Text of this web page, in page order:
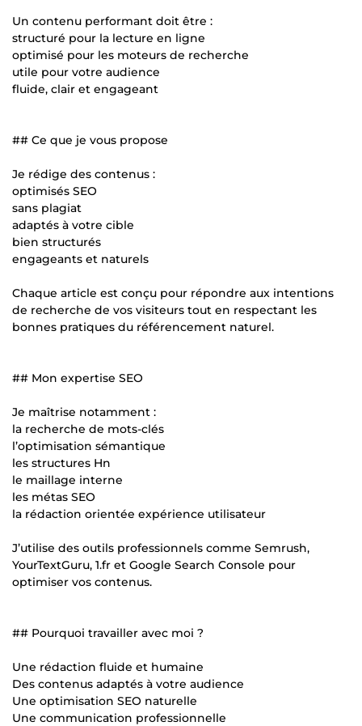
Un contenu performant doit être :
structuré pour la lecture en ligne
optimisé pour les moteurs de recherche
utile pour votre audience
fluide, clair et engageant
## Ce que je vous propose
Je rédige des contenus :
optimisés SEO
sans plagiat
adaptés à votre cible
bien structurés
engageants et naturels
Chaque article est conçu pour répondre aux intentions
de recherche de vos visiteurs tout en respectant les
bonnes pratiques du référencement naturel.
## Mon expertise SEO
Je maîtrise notamment :
la recherche de mots-clés
l’optimisation sémantique
les structures Hn
le maillage interne
les métas SEO
la rédaction orientée expérience utilisateur
J’utilise des outils professionnels comme Semrush,
YourTextGuru, 1.fr et Google Search Console pour
optimiser vos contenus.
## Pourquoi travailler avec moi ?
Une rédaction fluide et humaine
Des contenus adaptés à votre audience
Une optimisation SEO naturelle
Une communication professionnelle